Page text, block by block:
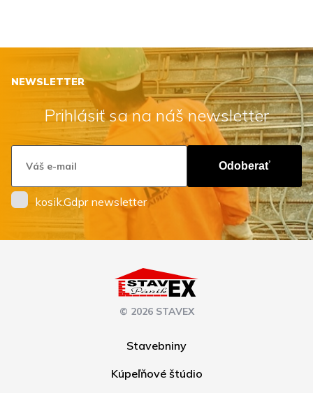
NEWSLETTER
Prihlásiť sa na náš newsletter
Odoberať
kosik.Gdpr newsletter
© 2026 STAVEX
Stavebniny
Kúpeľňové štúdio